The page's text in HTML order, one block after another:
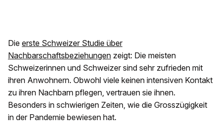
Die erste Schweizer Studie über
Nachbarschaftsbeziehungen zeigt: Die meisten
Schweizerinnen und Schweizer sind sehr zufrieden mit
ihren Anwohnern. Obwohl viele keinen intensiven Kontakt
zu ihren Nachbarn pflegen, vertrauen sie ihnen.
Besonders in schwierigen Zeiten, wie die Grosszügigkeit
in der Pandemie bewiesen hat.